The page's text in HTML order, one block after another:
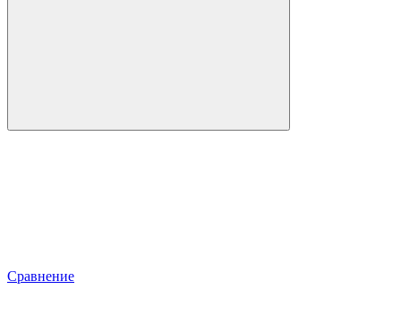
Сравнение